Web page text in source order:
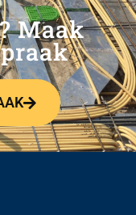
Maak